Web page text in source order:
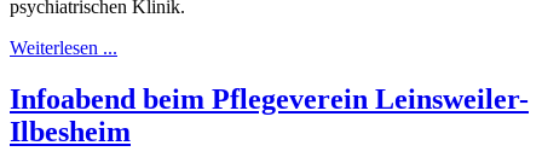
psychiatrischen Klinik.
Weiterlesen ...
Infoabend beim Pflegeverein Leinsweiler-
Ilbesheim